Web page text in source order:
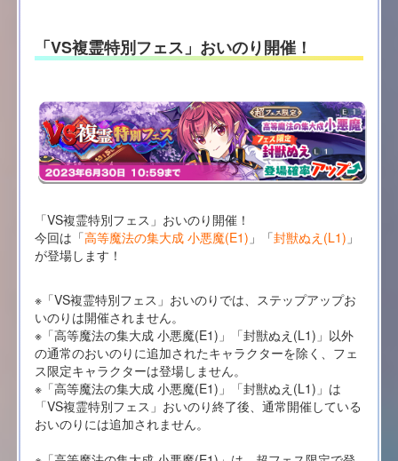
「VS複霊特別フェス」おいのり開催！
「VS複霊特別フェス」おいのり開催！
今回は「高等魔法の集大成 小悪魔(E1) 」「封獣ぬえ(L1) 」
が登場します！
※「VS複霊特別フェス」おいのりでは、ステップアップお
いのりは開催されません。
※「高等魔法の集大成 小悪魔(E1)」「封獣ぬえ(L1)」以外
の通常のおいのりに追加されたキャラクターを除く、フェ
ス限定キャラクターは登場しません。
※「高等魔法の集大成 小悪魔(E1)」「封獣ぬえ(L1)」は
「VS複霊特別フェス」おいのり終了後、通常開催している
おいのりには追加されません。